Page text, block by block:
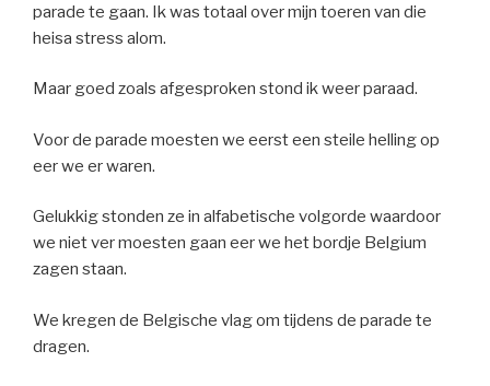
parade te gaan. Ik was totaal over mijn toeren van die
heisa stress alom.
Maar goed zoals afgesproken stond ik weer paraad.
Voor de parade moesten we eerst een steile helling op
eer we er waren.
Gelukkig stonden ze in alfabetische volgorde waardoor
we niet ver moesten gaan eer we het bordje Belgium
zagen staan.
We kregen de Belgische vlag om tijdens de parade te
dragen.